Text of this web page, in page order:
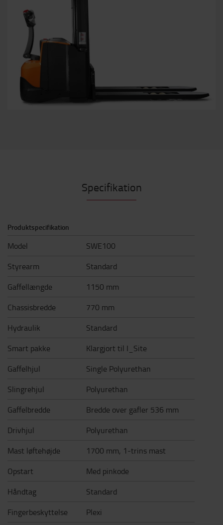
Specifikation
Produktspecifikation
Model
SWE100
Styrearm
Standard
Gaffellængde
1150 mm
Chassisbredde
770 mm
Hydraulik
Standard
Smart pakke
Klargjort til I_Site
Gaffelhjul
Single Polyurethan
Slingrehjul
Polyurethan
Gaffelbredde
Bredde over gafler 536 mm
Drivhjul
Polyurethan
Mast løftehøjde
1700 mm, 1-trins mast
Opstart
Med pinkode
Håndtag
Standard
Fingerbeskyttelse
Plexi